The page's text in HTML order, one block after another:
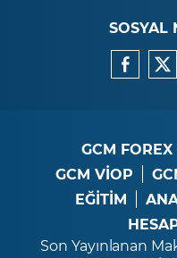
SOSYAL
GCM FOREX
GCM VİOP
EĞİTİM
Son Yayınlanan